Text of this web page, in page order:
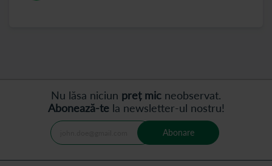
Nu lăsa niciun preț mic neobservat.
Abonează-tela newsletter-ul nostru!
Abonare